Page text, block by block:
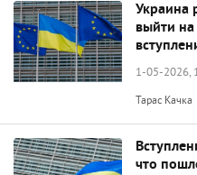
Украина
выйти
1-05-2026,
Тарас Качка
что